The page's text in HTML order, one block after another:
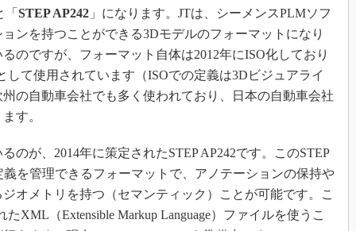
「 STEP AP242 」になります。JTは、シーメンスPLMソフ
ンを持つことができる3Dモデルのフォーマットになり
のですが、フォーマット自体は2012年にISO化しており
して使用されています（ISOでの定義は3Dビジュアライ
の自動車会社でも多く使われており、日本の自動車会社
す。
のが、2014年に策定されたSTEP AP242です。このSTEP
を管理できるフォーマットで、アノテーションの保持や
オメトリを持つ（セマンティック）ことが可能です。こ
XML（Extensible Markup Language）ファイルを使うこ